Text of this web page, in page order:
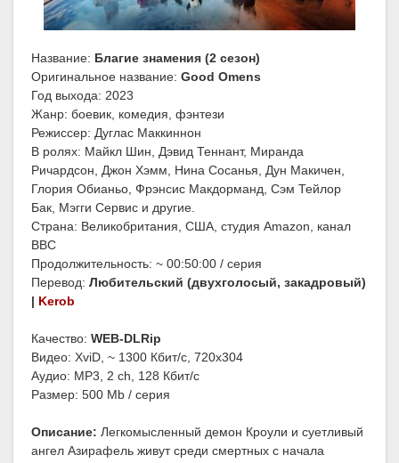
Название: Благие знамения (2 сезон)
Оригинальное название: Good Omens
Год выхода: 2023
Жанр: боевик, комедия, фэнтези
Режиссер: Дуглас Маккиннон
В ролях: Майкл Шин, Дэвид Теннант, Миранда
Ричардсон, Джон Хэмм, Нина Сосанья, Дун Макичен,
Глория Обианьо, Фрэнсис Макдорманд, Сэм Тейлор
Бак, Мэгги Сервис и другие.
Страна: Великобритания, США, студия Amazon, канал
BBC
Продолжительность: ~ 00:50:00 / серия
Перевод: Любительский (двухголосый, закадровый)
| Kerob
Качество: WEB-DLRip
Видео: XviD, ~ 1300 Кбит/с, 720x304
Аудио: MP3, 2 ch, 128 Кбит/с
Размер: 500 Mb / серия
Описание: Легкомысленный демон Кроули и суетливый
ангел Азирафель живут среди смертных с начала